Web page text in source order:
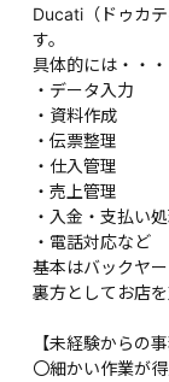
Ducati（ドゥカ
す。
具体的には・・・
・データ入力
・資料作成
・伝票整理
・仕入管理
・売上管理
・入金・支払い
・電話対応など
基本はバックヤ
裏方としてお店
【未経験からの
〇細かい作業が